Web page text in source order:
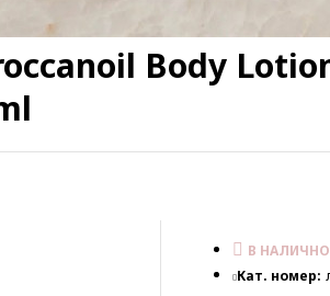
Body
В
Кат. номер: